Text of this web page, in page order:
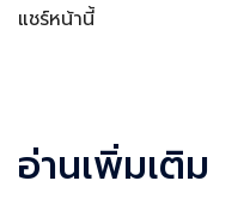
แชร์หน้านี้
อ่านเพิ่มเติม